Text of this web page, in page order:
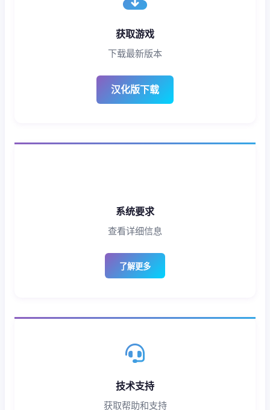
获取游戏
下载最新版本
汉化版下载
系统要求
查看详细信息
了解更多
技术支持
获取帮助和支持